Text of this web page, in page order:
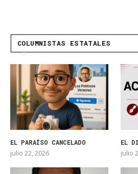
COLUMNISTAS ESTATALES
EL PARAÍSO CANCELADO
julio 22, 2026
EL
julio